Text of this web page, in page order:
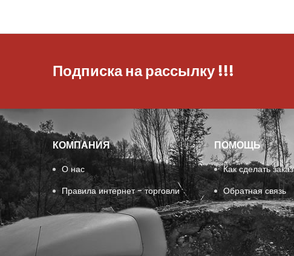
Подписка на рассылку !!!
КОМПАНИЯ
О нас
Правила интернет - торговли
ПОМОЩЬ
Как сделать заказ
Обратная связь